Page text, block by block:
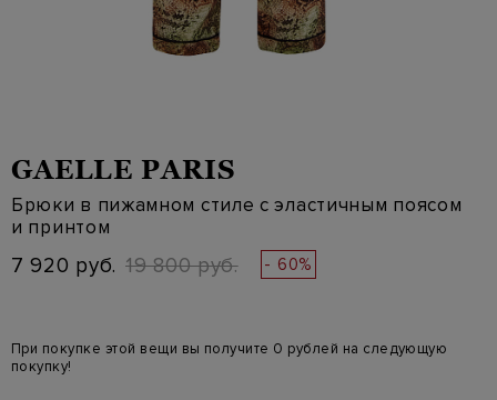
GAELLE PARIS
Брюки в пижамном стиле с эластичным поясом
и принтом
7 920 руб. 19 800 руб. - 60%
При покупке этой вещи вы получите 0 рублей на следующую
покупку!